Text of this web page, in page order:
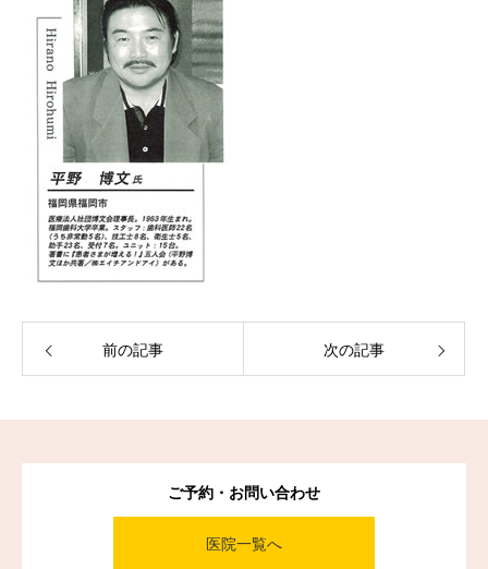
前の記事 次の記事
ご予約・お問い合わせ
医院一覧へ